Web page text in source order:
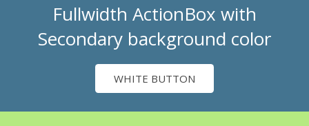
Fullwidth ActionBox with
Secondary background color
WHITE BUTTON